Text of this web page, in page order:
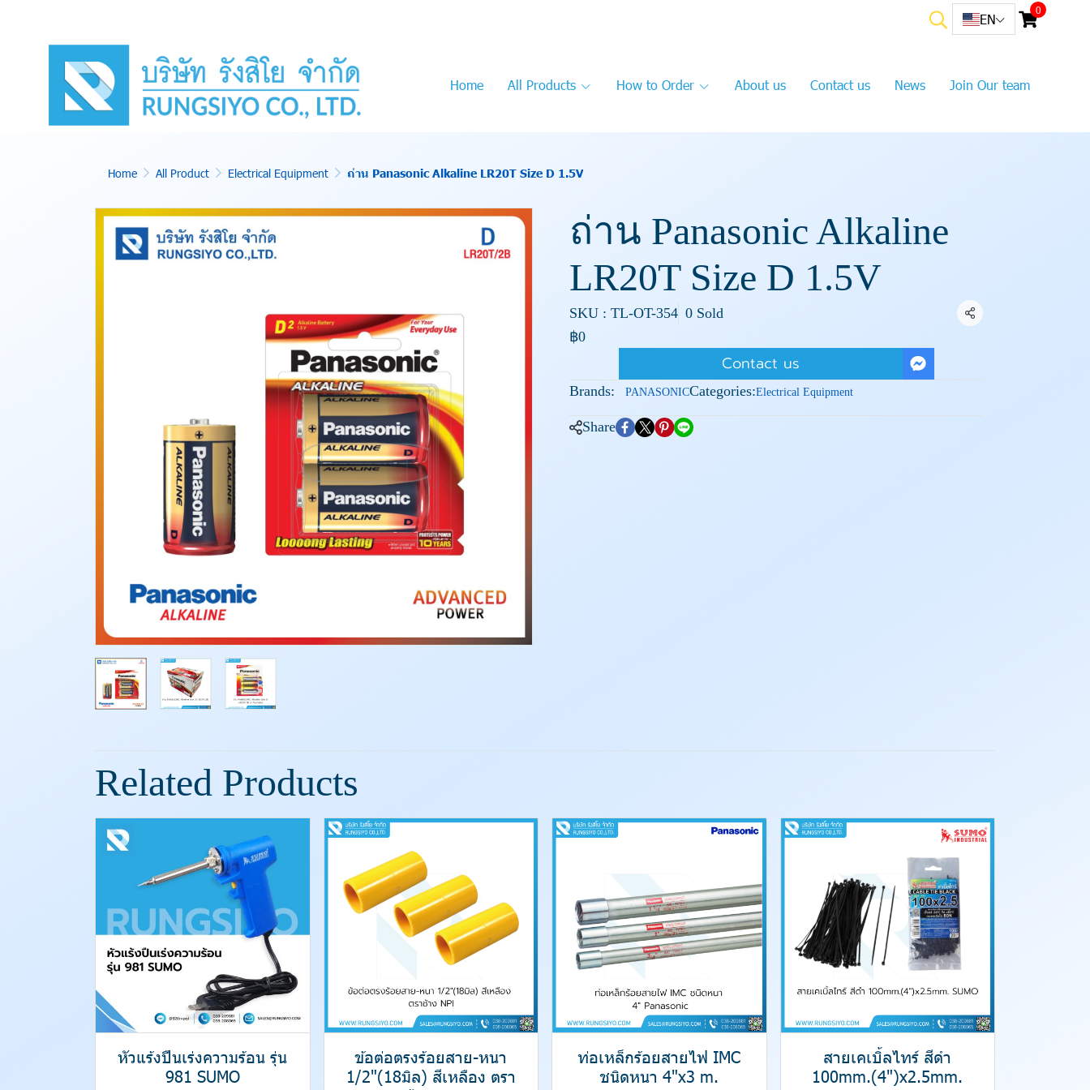
EN
0
Home All Products How to Order About us Contact us News Join Our team
Home All Product Electrical Equipment ถ่าน Panasonic Alkaline LR20T Size D 1.5V
ถ่าน Panasonic Alkaline
LR20T Size D 1.5V
SKU : TL-OT-354 0 Sold Share
฿0
Contact us
Brands: PANASONICCategories:Electrical Equipment
Share
Related Products
หัวแร้งปืนเร่งความร้อน รุ่น
981 SUMO
ข้อต่อตรงร้อยสาย-หนา
1/2"(18มิล) สีเหลือง ตรา
ท่อเหล็กร้อยสายไฟ IMC
ชนิดหนา 4"x3 m.
สายเคเบิ้ลไทร์ สีดำ
100mm.(4")x2.5mm.